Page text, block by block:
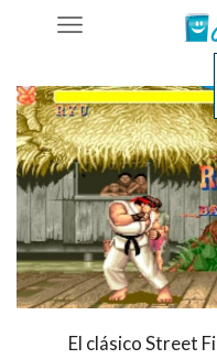
Category: Vintage
El clásico Street